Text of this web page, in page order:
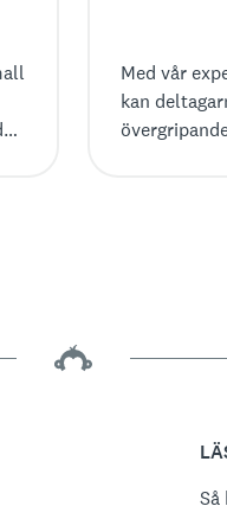
Med vår
kan
Så